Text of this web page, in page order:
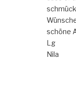
schöne
Lg
Nila